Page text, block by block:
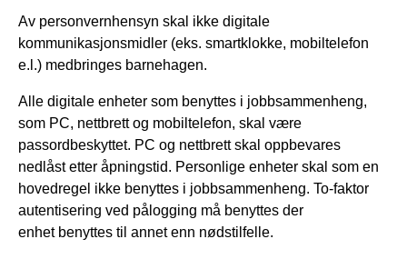
Av personvernhensyn skal ikke digitale
kommunikasjonsmidler (eks. smartklokke, mobiltelefon
e.l.) medbringes barnehagen.
Alle digitale enheter som benyttes i jobbsammenheng,
som PC, nettbrett og mobiltelefon, skal være
passordbeskyttet. PC og nettbrett skal oppbevares
nedlåst etter åpningstid. Personlige enheter skal som en
hovedregel ikke benyttes i jobbsammenheng. To-faktor
autentisering ved pålogging må benyttes der
enhet benyttes til annet enn nødstilfelle.